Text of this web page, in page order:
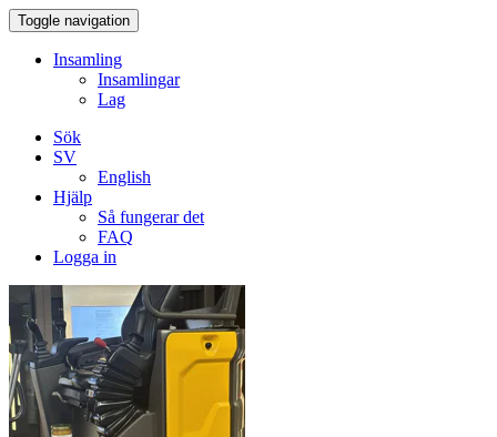
Toggle navigation
Insamling
Insamlingar
Lag
Sök
SV
English
Hjälp
Så fungerar det
FAQ
Logga in